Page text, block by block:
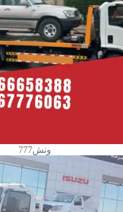
ونش777